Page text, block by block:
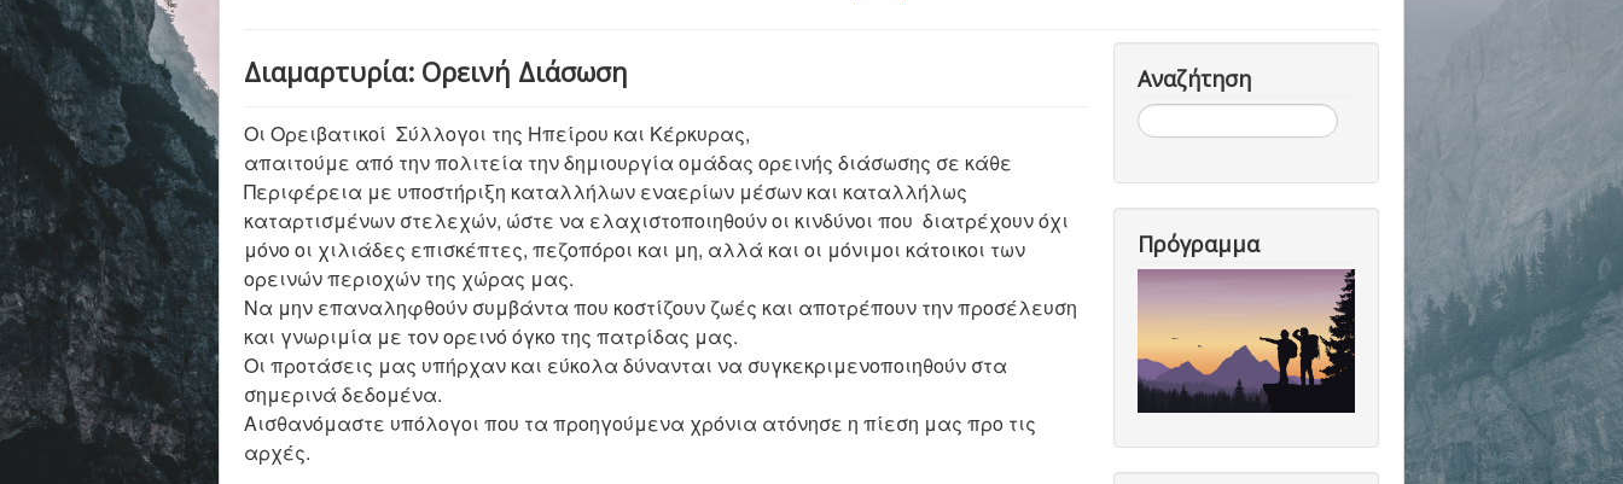
Διαμαρτυρία: Ορεινή Διάσωση
Οι Ορειβατικοί Σύλλογοι της Ηπείρου και Κέρκυρας,
απαιτούμε από την πολιτεία την δημιουργία ομάδας ορεινής διάσωσης σε κάθε
Περιφέρεια με υποστήριξη καταλλήλων εναερίων μέσων και καταλλήλως
καταρτισμένων στελεχών, ώστε να ελαχιστοποιηθούν οι κινδύνοι που διατρέχουν όχι
μόνο οι χιλιάδες επισκέπτες, πεζοπόροι και μη, αλλά και οι μόνιμοι κάτοικοι των
ορεινών περιοχών της χώρας μας.
Να μην επαναληφθούν συμβάντα που κοστίζουν ζωές και αποτρέπουν την προσέλευση
και γνωριμία με τον ορεινό όγκο της πατρίδας μας.
Οι προτάσεις μας υπήρχαν και εύκολα δύνανται να συγκεκριμενοποιηθούν στα
σημερινά δεδομένα.
Αισθανόμαστε υπόλογοι που τα προηγούμενα χρόνια ατόνησε η πίεση μας προ τις
αρχές.
Αναζήτηση
Αναζήτηση...
Πρόγραμμα